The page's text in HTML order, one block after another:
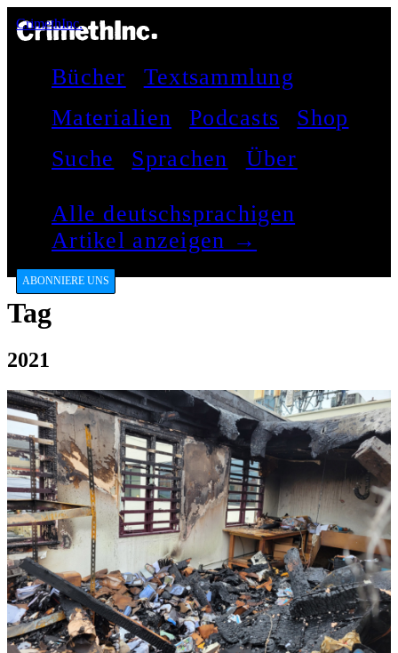
CrimethInc.
Bücher
Textsammlung
Materialien
Podcasts
Shop
Suche
Sprachen Über
Alle deutschsprachigen
Artikel anzeigen →
ABONNIERE UNS
Tag
2021